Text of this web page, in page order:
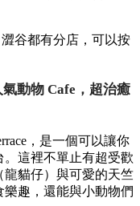
澀谷都有分店， 可以按
動物 Cafe，超治癒
， 是一個可以讓你
這裡不單止有超受歡
貓仔）與可愛的天竺
趣， 還能與小動物們